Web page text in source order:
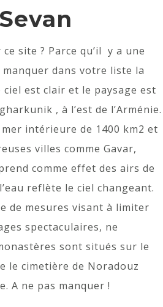
site ? Parce qu’il y a une
dans votre liste la
est clair et le paysage est
, à l’est de l’Arménie.
intérieure de 1400 km2 et
villes comme Gavar,
comme effet des airs de
reflète le ciel changeant.
de mesures visant à limiter
spectaculaires, ne
sont situés sur le
le cimetière de Noradouz
A ne pas manquer !